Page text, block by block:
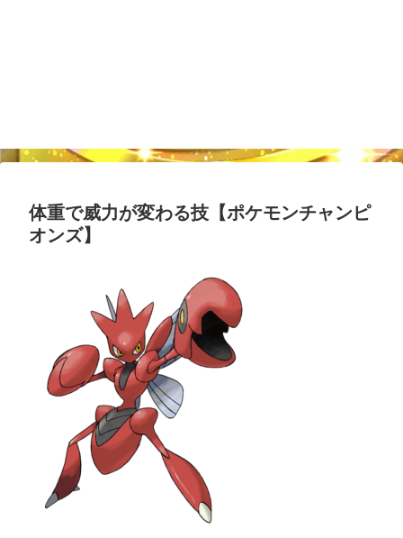
体重で威力が変わる技【ポケモンチャンピ
オンズ】